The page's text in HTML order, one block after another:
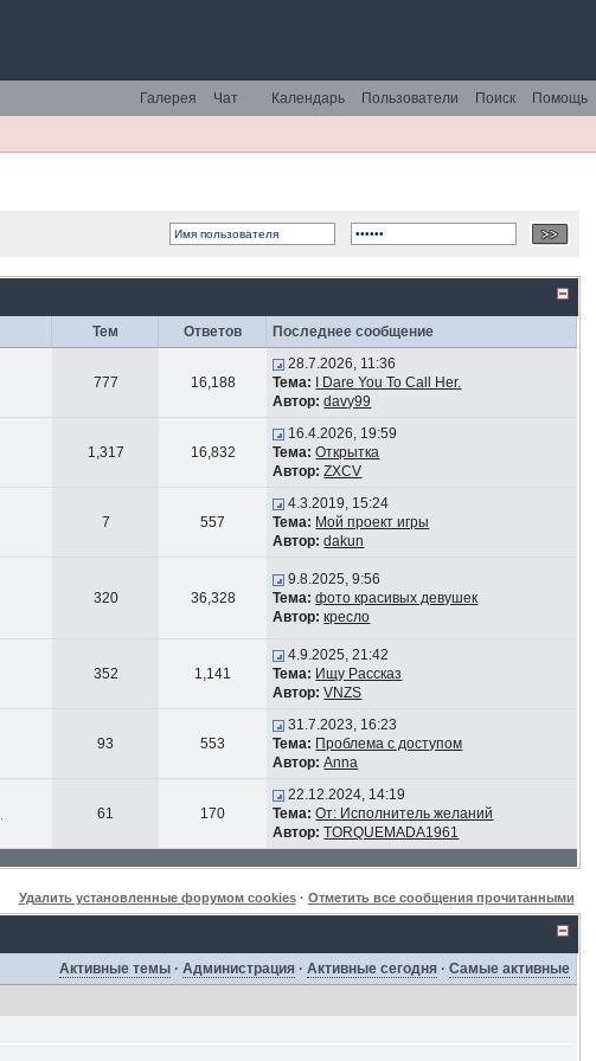
Помощь
Поиск
Пользователи
Календарь
Чат
Галерея
Тем Ответов Последнее сообщение
777 16,188
28.7.2026, 11:36
Тема:
I Dare You To Call Her.
Автор: davy99
1,317 16,832
16.4.2026, 19:59
Тема: Открытка
Автор: ZXCV
7 557
4.3.2019, 15:24
Тема: Мой проект игры
Автор: dakun
320 36,328
9.8.2025, 9:56
Тема: фото красивых девушек
Автор: кресло
352 1,141
4.9.2025, 21:42
Тема: Ищу Рассказ
Автор: VNZS
93 553
31.7.2023, 16:23
Тема: Проблема с доступом
Автор: Anna
61 170
22.12.2024, 14:19
Тема: От: Исполнитель желаний
Автор: TORQUEMADA1961
Удалить установленные форумом cookies· Отметить все сообщения прочитанными
Активные темы ·Администрация ·Активные сегодня ·Самые активные